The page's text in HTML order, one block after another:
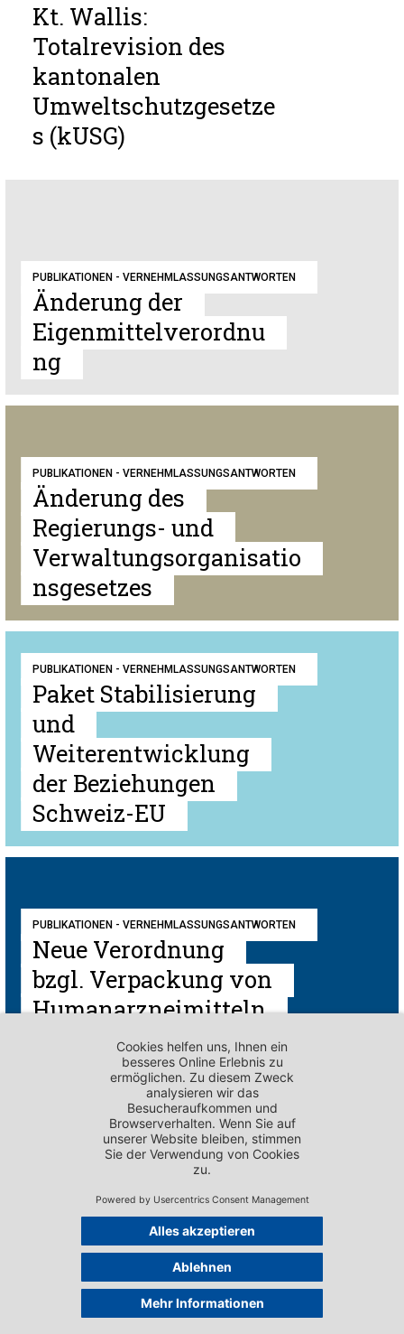
Kt. Wallis:
Totalrevision des
kantonalen
Umweltschutzgesetze
s (kUSG)
PUBLIKATIONEN - VERNEHMLASSUNGSANTWORTEN
Änderung der
Eigenmittelverordnu
ng
PUBLIKATIONEN - VERNEHMLASSUNGSANTWORTEN
Änderung des
Regierungs- und
Verwaltungsorganisatio
nsgesetzes
PUBLIKATIONEN - VERNEHMLASSUNGSANTWORTEN
Paket Stabilisierung
und
Weiterentwicklung
der Beziehungen
Schweiz-EU
PUBLIKATIONEN - VERNEHMLASSUNGSANTWORTEN
Neue Verordnung
bzgl. Verpackung von
Humanarzneimitteln
(Art. 17a HMG)
PUBLIKATIONEN - VERNEHMLASSUNGSANTWORTEN
Pflanzenschutz in der
ermöglichen» (22.441)